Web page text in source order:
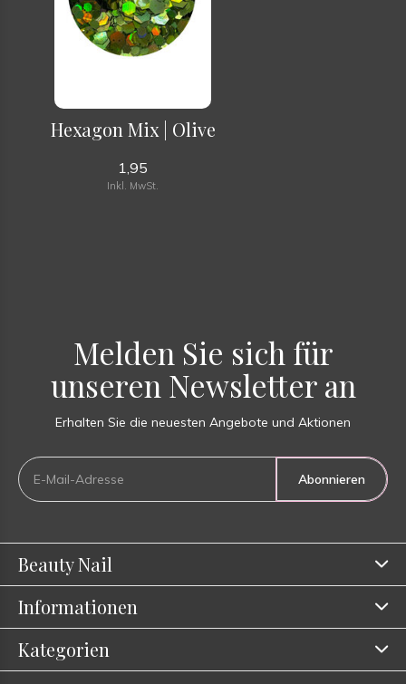
Hexagon Mix | Olive
1,95
Inkl. MwSt.
Melden Sie sich für
unseren Newsletter an
Erhalten Sie die neuesten Angebote und Aktionen
Abonnieren
Beauty Nail
Informationen
Kategorien